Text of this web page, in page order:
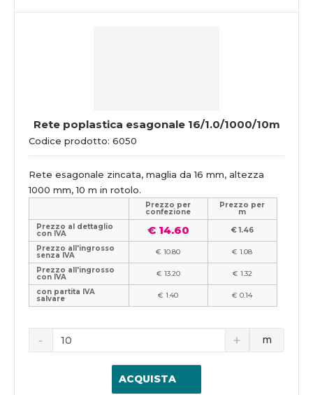
Rete poplastica esagonale 16/1.0/1000/10m
Codice prodotto: 6050
Rete esagonale zincata, maglia da 16 mm, altezza
1000 mm, 10 m in rotolo.
Prezzo per
confezione
Prezzo per
m
Prezzo al dettaglio
con IVA € 14.60
€ 1.46
Prezzo all'ingrosso
senza IVA € 10.80
€ 1.08
Prezzo all'ingrosso
con IVA € 13.20
€ 1.32
con partita IVA
salvare € 1.40 € 0.14
m
ACQUISTA